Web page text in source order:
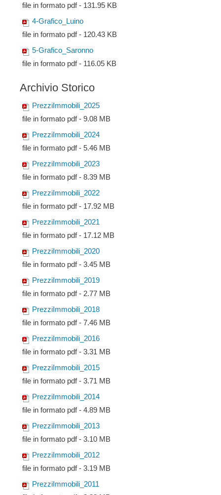
file in formato pdf - 131.95 KB
4-Grafico_Luino
file in formato pdf - 120.43 KB
5-Grafico_Saronno
file in formato pdf - 116.05 KB
Archivio Storico
PrezziImmobili_2025
file in formato pdf - 9.08 MB
PrezziImmobili_2024
file in formato pdf - 5.46 MB
PrezziImmobili_2023
file in formato pdf - 8.39 MB
PrezziImmobili_2022
file in formato pdf - 17.92 MB
PrezziImmobili_2021
file in formato pdf - 17.12 MB
PrezziImmobili_2020
file in formato pdf - 3.45 MB
PrezziImmobili_2019
file in formato pdf - 2.77 MB
PrezziImmobili_2018
file in formato pdf - 7.46 MB
PrezziImmobili_2016
file in formato pdf - 3.31 MB
PrezziImmobili_2015
file in formato pdf - 3.71 MB
PrezziImmobili_2014
file in formato pdf - 4.89 MB
PrezziImmobili_2013
file in formato pdf - 3.10 MB
PrezziImmobili_2012
file in formato pdf - 3.19 MB
PrezziImmobili_2011